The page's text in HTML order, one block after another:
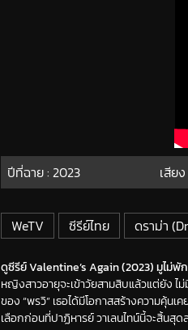
ปีที่ฉาย : 2023 เสีย
WeTV ซีรีย์ไทย ดราม่า
ดูซีรีย์ Valentine’s Again (2023) มูไม่พั
หญิงสาวอายุจะเข้าวัยสามสิบแล้วแต่ยัง ไม่
ของ “พรวิ” เธอได้มีโอกาสสร้างความคุ้น
เลือกก่อนที่ปาฏิหารย์ วาเลนไทน์นี้จะสิ้นสุ